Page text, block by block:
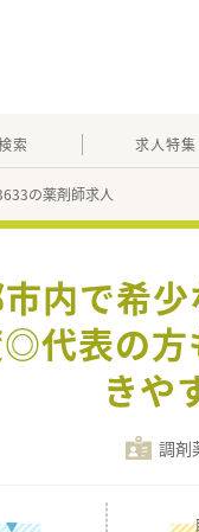
索 求人特集
の薬剤師求人
市内で
代表の
きや
調剤